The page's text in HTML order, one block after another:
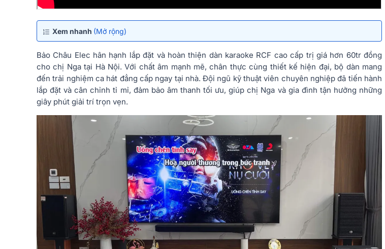
Xem nhanh (Mở rộng)
Bảo Châu Elec hân hạnh lắp đặt và hoàn thiện dàn karaoke RCF cao cấp trị giá hơn 60tr đồng
cho chị Nga tại Hà Nội. Với chất âm mạnh mẽ, chân thực cùng thiết kế hiện đại, bộ dàn mang
đến trải nghiệm ca hát đẳng cấp ngay tại nhà. Đội ngũ kỹ thuật viên chuyên nghiệp đã tiến hành
lắp đặt và cân chỉnh tỉ mỉ, đảm bảo âm thanh tối ưu, giúp chị Nga và gia đình tận hưởng những
giây phút giải trí trọn vẹn.